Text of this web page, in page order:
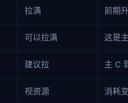
拉满 前期
可以拉满 这是
建议拉 主 C
视资源 消耗